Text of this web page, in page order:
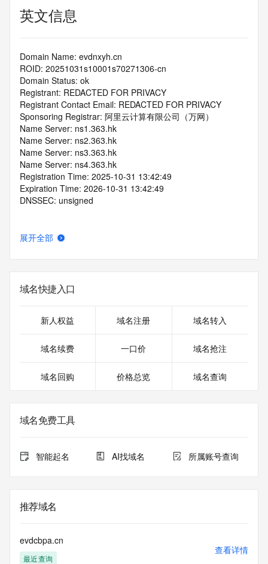
英文信息
Domain Name: evdnxyh.cn
ROID: 20251031s10001s70271306-cn
Domain Status: ok
Registrant: REDACTED FOR PRIVACY
Registrant Contact Email: REDACTED FOR PRIVACY
Sponsoring Registrar: 阿里云计算有限公司（万网）
Name Server: ns1.363.hk
Name Server: ns2.363.hk
Name Server: ns3.363.hk
Name Server: ns4.363.hk
Registration Time: 2025-10-31 13:42:49
Expiration Time: 2026-10-31 13:42:49
DNSSEC: unsigned
展开全部
域名快捷入口
新人权益 域名注册 域名转入
域名续费 一口价 域名抢注
域名回购 价格总览 域名查询
域名免费工具
智能起名 AI找域名 所属账号查询
推荐域名
evdcbpa.cn
最近查询
查看详情